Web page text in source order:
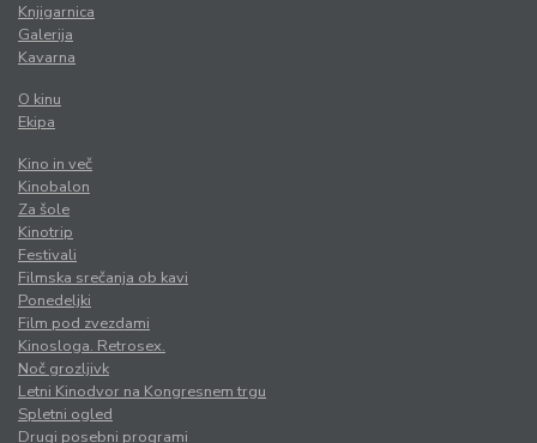
Knjigarnica
Galerija
Kavarna
O kinu
Ekipa
Kino in več
Kinobalon
Za šole
Kinotrip
Festivali
Filmska srečanja ob kavi
Ponedeljki
Film pod zvezdami
Kinosloga. Retrosex.
Noč grozljivk
Letni Kinodvor na Kongresnem trgu
Spletni ogled
Drugi posebni programi